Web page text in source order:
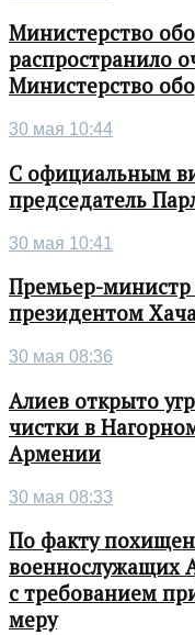
Министерство
распространило
Министерство
30 мая 10:44
С официальным
председатель
30 мая 10:41
Премьер-министр
президентом
30 мая 08:36
Алиев открыто
чистки в
Армении
30 мая 08:33
По факту
военнослужащих
с требованием
меру